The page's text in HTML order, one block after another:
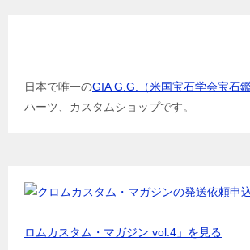
日本で唯一のGIA G.G.（米国宝石学会宝石鑑
ハーツ、カスタムショップです。
ロムカスタム・マガジン vol.4」を見る